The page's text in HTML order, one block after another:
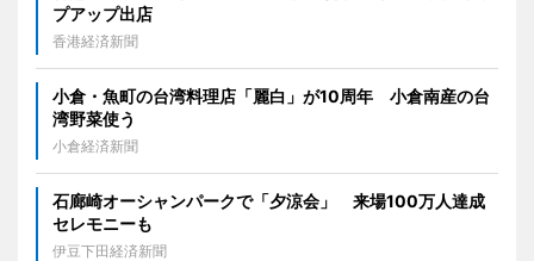
プアップ出店
香港経済新聞
小倉・魚町の台湾料理店「麗白」が10周年 小倉南産の台
湾野菜使う
小倉経済新聞
石廊崎オーシャンパークで「夕涼会」 来場100万人達成
セレモニーも
伊豆下田経済新聞